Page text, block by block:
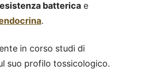
batterica e
.
in corso studi di
suo profilo tossicologico.